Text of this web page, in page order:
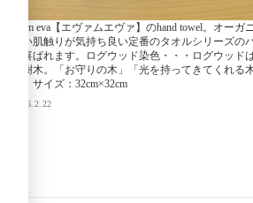
evam eva【エヴァムエヴァ】のhand towel。オー
しい肌触りが気持ち良い定番のタオルシリーズの
変喜ばれます。ログウッド染色・・・ログウッド
る樹木。「お守りの木」「光を持ってきてくれる
す。サイズ：32cm×32cm
2016.2.22